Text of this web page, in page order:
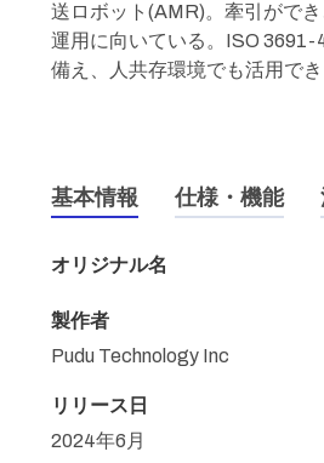
送ロボット(AMR)。牽引がで
運用に向いている。ISO 3691-
備え、人共存環境でも活用でき
基本情報 仕様・機能
オリジナル名
製作者
Pudu Technology Inc
リリース日
2024年6月